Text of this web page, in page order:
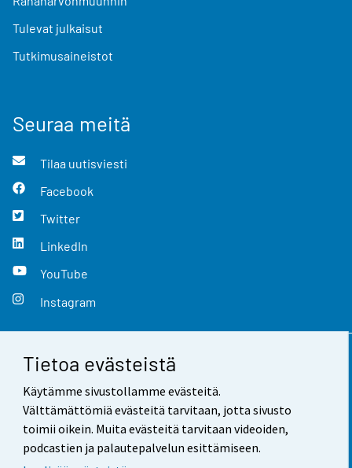
Tietoa evästeistä
Käytämme sivustollamme evästeitä.
Välttämättömiä evästeitä tarvitaan, jotta sivusto
toimii oikein. Muita evästeitä tarvitaan videoiden,
podcastien ja palautepalvelun esittämiseen.
Tulevat julkaisut
Tutkimusaineistot
Seuraa meitä
Tilaa uutisviesti
Facebook
Twitter
LinkedIn
YouTube
Instagram
Yhteystiedot
Palaute
Käyttöehdot